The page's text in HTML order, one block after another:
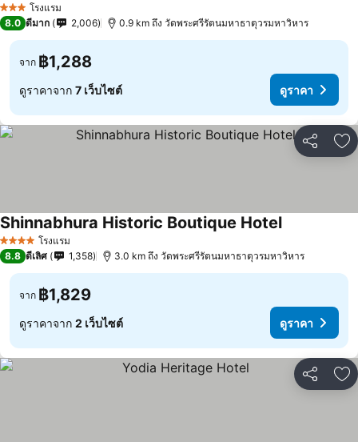
3 ดาว โรงแรม
8.0 ดีมาก 2,006 0.9 km ถึง วัดพระศรีรัตนมหาธาตุวรมหาวิหาร
จาก ฿1,288
ดูราคาจาก 7 เว็บไซต์ ดูราคา
แชร์ เ
4 ดาว โรงแรม
Shinnabhura Historic Boutique Hotel
8.8 ดีเลิศ 1,358 3.0 km ถึง วัดพระศรีรัตนมหาธาตุวรมหาวิหาร
จาก ฿1,829
ดูราคาจาก 2 เว็บไซต์ ดูราคา
แชร์ เ